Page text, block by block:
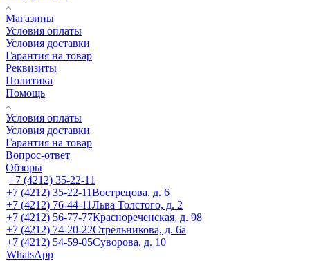
Магазины
Условия оплаты
Условия доставки
Гарантия на товар
Реквизиты
Политика
Помощь
Условия оплаты
Условия доставки
Гарантия на товар
Вопрос-ответ
Обзоры
+7 (4212) 35-22-11
+7 (4212) 35-22-11Вострецова, д. 6
+7 (4212) 76-44-11Льва Толстого, д. 2
+7 (4212) 56-77-77Краснореченская, д. 98
+7 (4212) 74-20-22Стрельникова, д. 6а
+7 (4212) 54-59-05Суворова, д. 10
WhatsApp